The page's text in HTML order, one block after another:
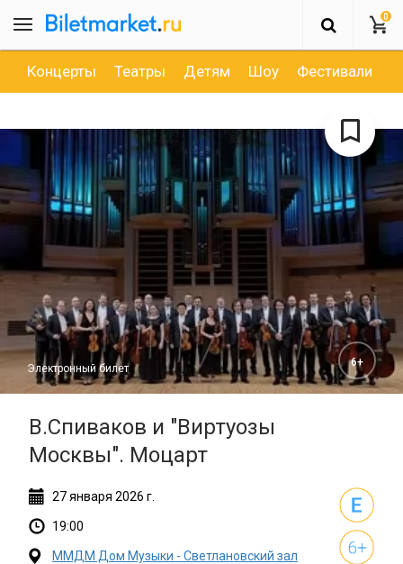
0
Концерты Театры Детям Шоу Фестивали
В.Спиваков и "Виртуозы
Москвы". Моцарт
Электронный билет 6+
27января 2026 г.
19:00
ММДМ Дом Музыки - Светлановский зал